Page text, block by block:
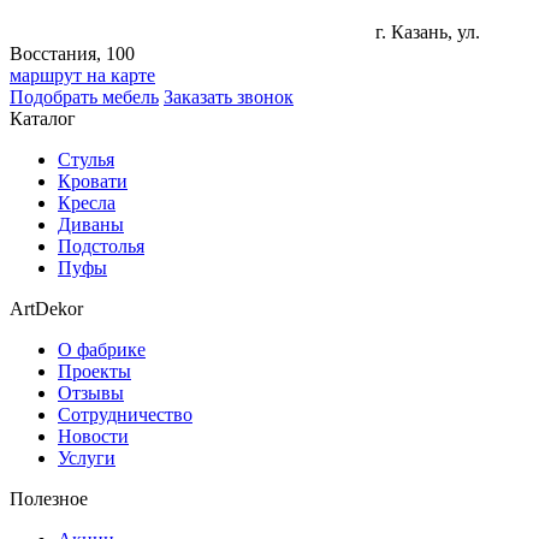
г. Казань, ул.
Восстания, 100
маршрут на карте
Подобрать мебель Заказать звонок
Каталог
Стулья
Кровати
Кресла
Диваны
Подстолья
Пуфы
ArtDekor
О фабрике
Проекты
Отзывы
Сотрудничество
Новости
Услуги
Полезное